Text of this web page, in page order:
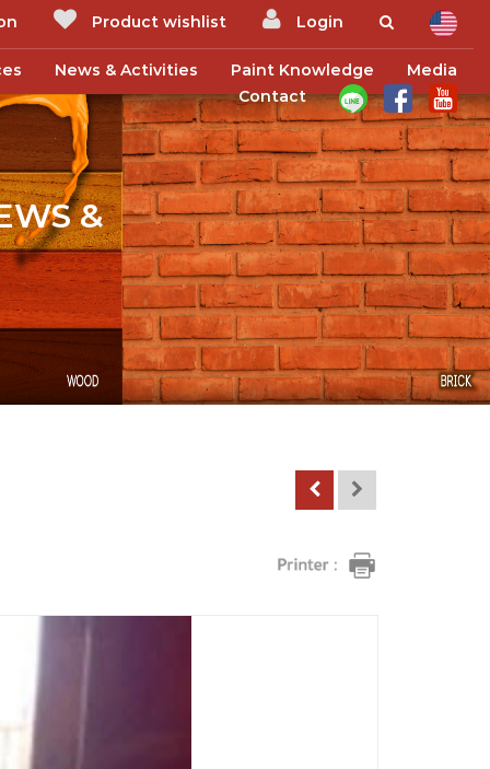
Product wishlist Login
News & Activities Paint Knowledge
Media
Contact
&